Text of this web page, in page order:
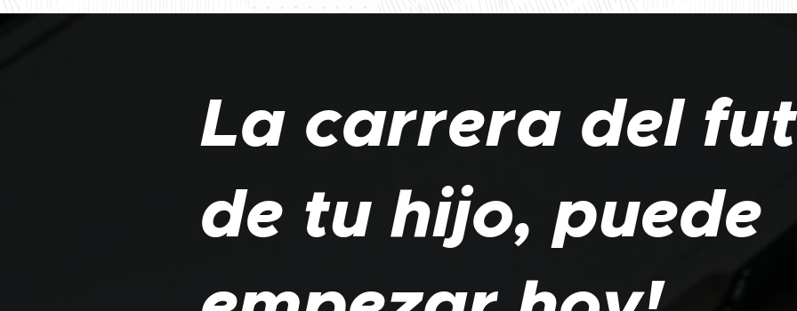
La carrera del
de tu hijo, puede